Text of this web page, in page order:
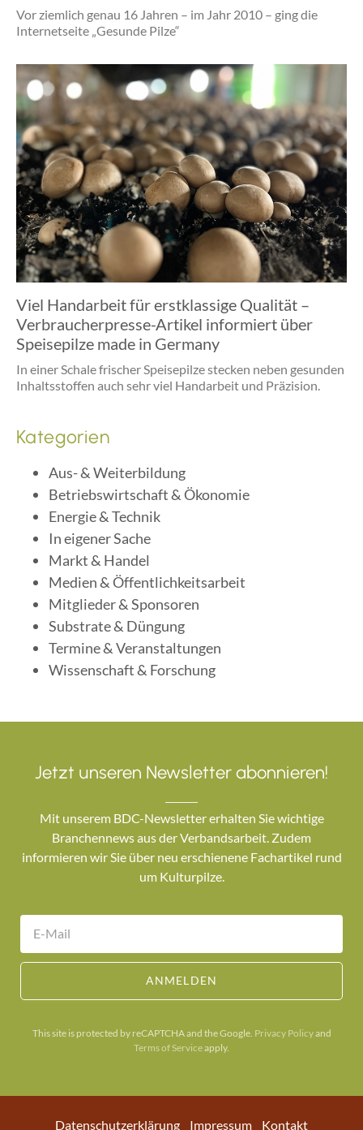
Vor ziemlich genau 16 Jahren – im Jahr 2010 – ging die
Internetseite „Gesunde Pilze“
Viel Handarbeit für erstklassige Qualität –
Verbraucherpresse-Artikel informiert über
Speisepilze made in Germany
In einer Schale frischer Speisepilze stecken neben gesunden
Inhaltsstoffen auch sehr viel Handarbeit und Präzision.
Kategorien
Aus- & Weiterbildung
Betriebswirtschaft & Ökonomie
Energie & Technik
In eigener Sache
Markt & Handel
Medien & Öffentlichkeitsarbeit
Mitglieder & Sponsoren
Substrate & Düngung
Termine & Veranstaltungen
Wissenschaft & Forschung
Jetzt unseren Newsletter abonnieren!
Mit unserem BDC-Newsletter erhalten Sie wichtige
Branchennews aus der Verbandsarbeit. Zudem
informieren wir Sie über neu erschienene Fachartikel rund
um Kulturpilze.
ANMELDEN
This site is protected by reCAPTCHA and the Google. Privacy Policyand
Terms of Serviceapply.
Datenschutzerklärung Impressum Kontakt